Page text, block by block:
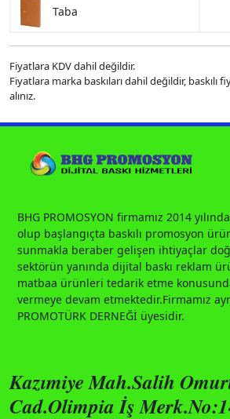
Taba
Fiyatlara KDV dahil değildir.
Fiyatlara marka baskıları dahil değildir, baskılı
alınız.
BHG PROMOSYON firmamız 2014
olup başlangıçta baskılı promosyon
sunmakla beraber gelişen ihtiyaçlar
sektörün yanında dijital baskı reklam
matbaa ürünleri tedarik etme
vermeye devam etmektedir.Firmamız
PROMOTÜRK DERNEĞİ üyesidir.
Kazımiye Mah.Salih
Cad.Olimpia İş